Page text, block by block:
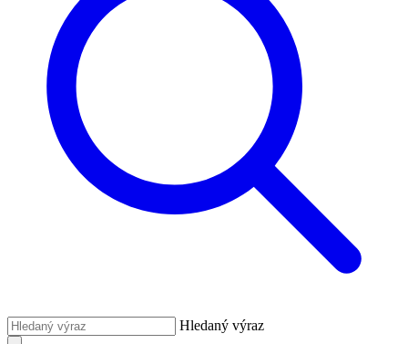
Hledaný výraz